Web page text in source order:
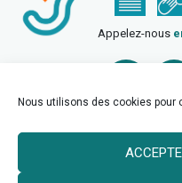
Nous utilisons des cookies pour
Appelez-nous